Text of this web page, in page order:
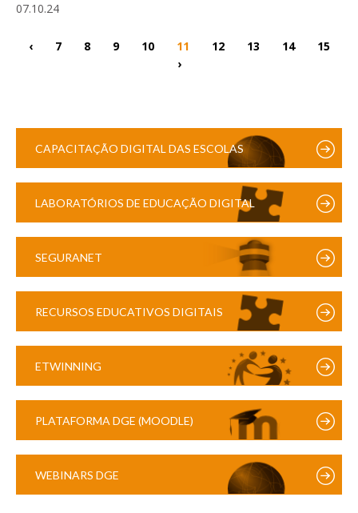
07.10.24
‹ 7 8 9 10 11 12 13 14
15
›
CAPACITAÇÃO DIGITAL DAS ESCOLAS
LABORATÓRIOS DE EDUCAÇÃO DIGITAL
SEGURANET
RECURSOS EDUCATIVOS DIGITAIS
ETWINNING
PLATAFORMA DGE (MOODLE)
WEBINARS DGE